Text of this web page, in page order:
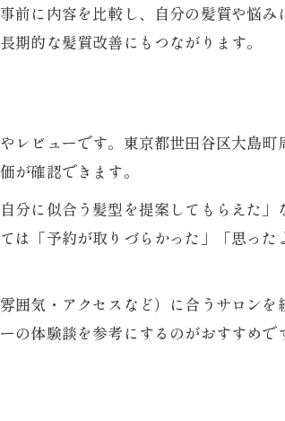
ホットな情報活用術
と選び方の工夫
ペーン体験の魅力
改善メニューの特徴
ンを賢く活用する方法
髪質改善サービス
テクニック
を実現するポイント
に内容を比較し、自分の髪質や悩み
的な髪質改善にもつながります。
ビューです。東京都世田谷区大島町
が確認できます。
に似合う髪型を提案してもらえた
「予約が取りづらかった」「思った
気・アクセスなど）に合うサロンを
体験談を参考にするのがおすすめで